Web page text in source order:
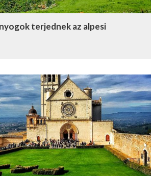
terjednek az alpesi